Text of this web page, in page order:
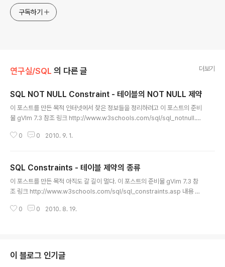
구독하기
연구실/SQL 의 다른 글 더보기
SQL NOT NULL Constraint - 테이블의 NOT NULL 제약
이 포스트를 만든 목적 인터넷에서 찾은 정보들을 정리하려고 이 포스트의 준비
물 gVIm 7.3 참조 링크 http://www.w3schools.com/sql/sql_notnull.as
이 되지 못하도록 하는 제약이다.(기본적으로 칼럼은 NULL을 허용한다.) 이것
gramers ( Id integer(2) NOT NULL, Name varchar(15) NOT NULL,
Part varchar(10)) NOT NULL ) 여담 어디에 쓰이는지 생각하는 것이 ..
0 0 2010. 9. 1.
SQL Constraints - 테이블 제약의 종류
이 포스트를 만든 목적 아직도 갈 길이 멀다. 이 포스트의 준비물 gVim 7.3 참
조 링크 http://www.w3schools.com/sql/sql_constraints.asp 내용 오
며, 어떤 것들이 있는지 정리할 것이다. SQL Constraints 란 무엇인가? 우리
s 가 있는가? NOT NULL - 칼럼의 값은 NULL을 갖을 수 없다. 라는 제약이..
0 0 2010. 8. 19.
이 블로그 인기글